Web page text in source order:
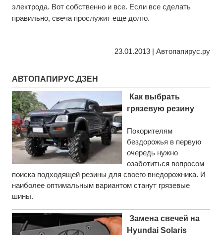
электрода. Вот собственно и все. Если все сделать
правильно, свеча прослужит еще долго.
23.01.2013 | Автопапирус.ру
АВТОПАПИРУС.ДЗЕН
Как выбрать
грязевую резину
Покорителям
бездорожья в первую
очередь нужно
озаботиться вопросом
поиска подходящей резины для своего внедорожника. И
наиболее оптимальным вариантом станут грязевые
шины.
Замена свечей на
Hyundai Solaris